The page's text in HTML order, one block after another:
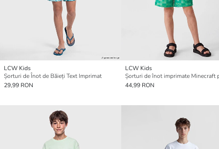
LCW Kids
Șorturi de Înot de Băieți Text Imprimat
29,99 RON
LCW Kids
44,99 RON